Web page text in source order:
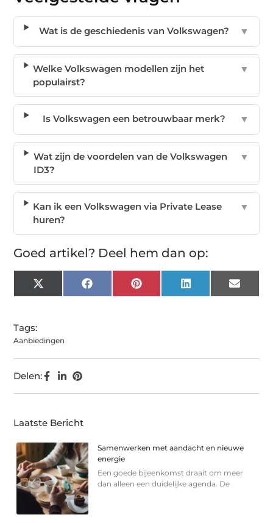
Wat is de geschiedenis van Volkswagen? ▼
Welke Volkswagen modellen zijn het
populairst?
▼
Is Volkswagen een betrouwbaar merk? ▼
Wat zijn de voordelen van de Volkswagen
ID3?
▼
Kan ik een Volkswagen via Private Lease
huren?
▼
Goed artikel? Deel hem dan op:
X
(Twitter)
FacebookPinterest LinkedIn Email
Tags:
Aanbiedingen
Delen:
Laatste Bericht
Samenwerken met aandacht en nieuwe
energie
Een goede bijeenkomst draait om meer
dan alleen een duidelijke agenda. De